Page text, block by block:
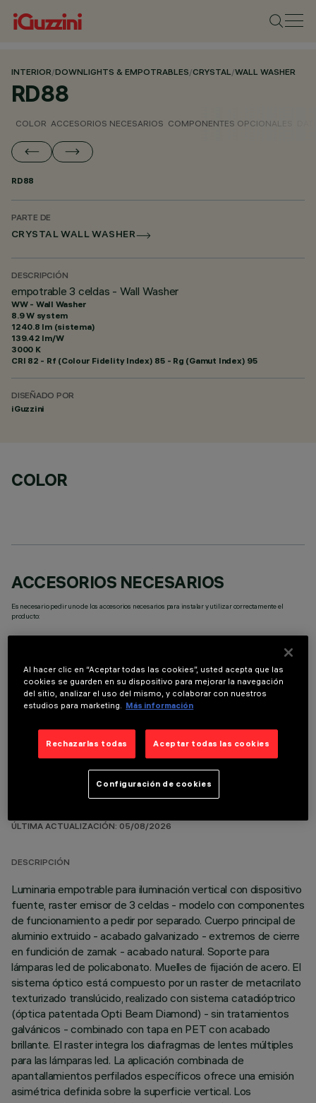
INTERIOR/DOWNLIGHTS & EMPOTRABLES/CRYSTAL/WALL WASHER
RD88
COLOR ACCESORIOS NECESARIOS COMPONENTES OPCIONALES
RD88
PARTE DE
CRYSTAL WALL WASHER
DESCRIPCIÓN
empotrable 3 celdas - Wall Washer
WW - Wall Washer
8.9 W system
1240.8 lm (sistema)
139.42 lm/W
3000 K
CRI 82 - Rf (Colour Fidelity Index) 85 - Rg (Gamut Index) 95
DISEÑADO POR
iGuzzini
COLOR
ACCESORIOS NECESARIOS
Es necesario pedir uno de los accesorios necesarios para instalar y utilizar correctamente el
producto:
COMPONENTES OPCIONALES
ÚLTIMA ACTUALIZACIÓN: 05/08/2026
DESCRIPCIÓN
Luminaria empotrable para iluminación vertical con dispositivo
fuente, raster emisor de 3 celdas - modelo con componentes
de funcionamiento a pedir por separado. Cuerpo principal de
aluminio extruido - acabado galvanizado - extremos de cierre
en fundición de zamak - acabado natural. Soporte para
lámparas led de policabonato. Muelles de fijación de acero. El
sistema óptico está compuesto por un raster de metacrilato
texturizado translúcido, realizado con sistema catadióptrico
(óptica patentada Opti Beam Diamond) - sin tratamientos
galvánicos - combinado con tapa en PET con acabado
brillante. El raster integra los diafragmas de lentes múltiples
para las lámparas led. La aplicación combinada de
apantallamientos perfilados específicos ofrece una emisión
asimétrica definida sobre la superficie vertical. Los
Al hacer clic en “Aceptar todas las cookies”, usted acepta que las
cookies se guarden en su dispositivo para mejorar la navegación
del sitio, analizar el uso del mismo, y colaborar con nuestros
estudios para marketing.
Más información
Rechazarlas todas Aceptar todas las cookies
Configuración de cookies